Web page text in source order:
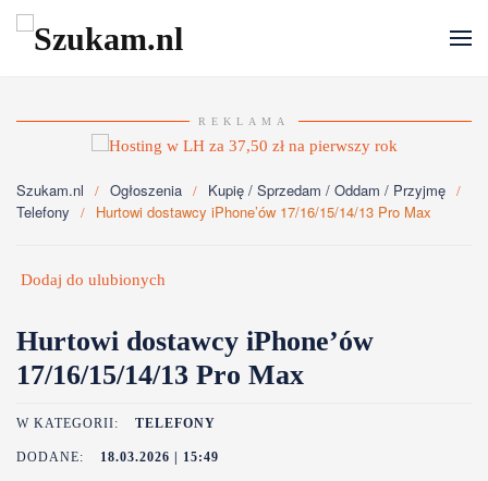
Przejdź do głównej treści
REKLAMA
Szukam.nl Ogłoszenia
Kupię / Sprzedam / Oddam / Przyjmę
Telefony
Hurtowi dostawcy iPhone’ów 17/16/15/14/13 Pro Max
Dodaj do ulubionych
Hurtowi dostawcy iPhone’ów
17/16/15/14/13 Pro Max
W KATEGORII: TELEFONY
DODANE: 18.03.2026 | 15:49